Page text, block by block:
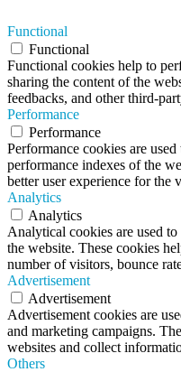
Functional
Functional
Functional cookies help to
sharing the content of the
feedbacks, and other third-
Performance
Performance
Performance cookies are
performance indexes of the
better user experience for the
Analytics
Analytics
Analytical cookies are used
the website. These cookies
number of visitors, bounce
Advertisement
Advertisement
Advertisement cookies are
and marketing campaigns.
websites and collect
Others